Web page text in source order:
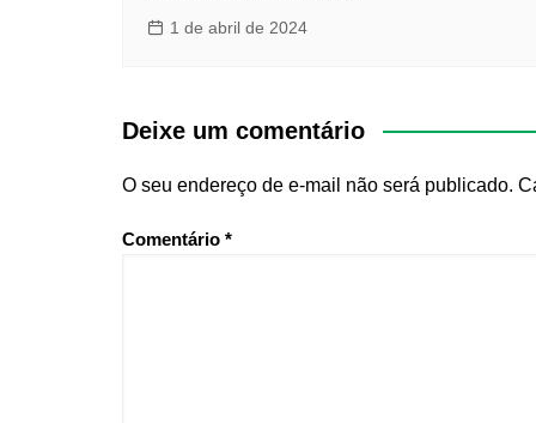
1 de abril de 2024
Deixe um comentário
O seu endereço de e-mail não será publicado.
Comentário *